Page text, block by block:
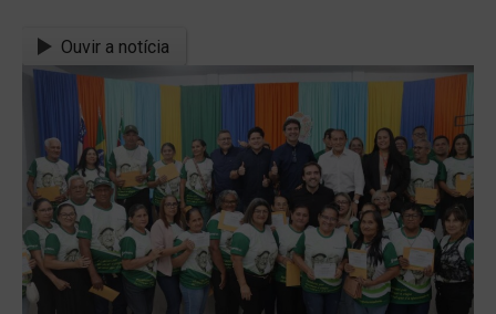
Ouvir a notícia